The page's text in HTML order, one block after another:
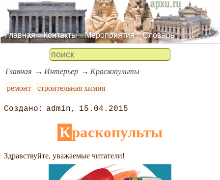
Главная Контакты Мероприятия Словарь
Главная Интерьер
Краскопульты
ремонт
строительная химия
admin 15.04.2015
Краскопульты
Здравствуйте, уважаемые читатели!